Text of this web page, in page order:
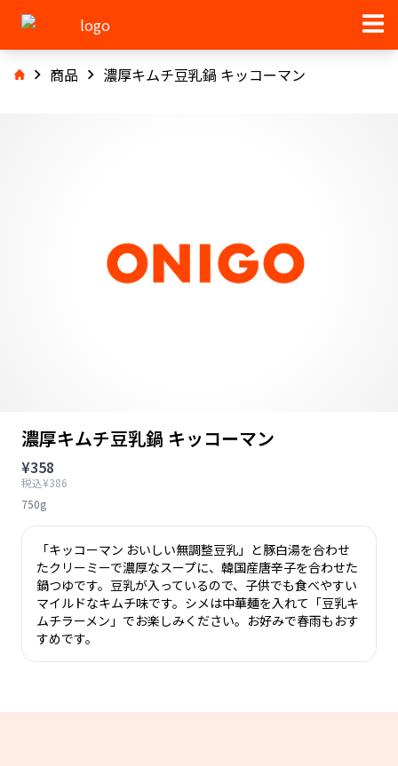
商品 濃厚キムチ豆乳鍋 キッコーマン
濃厚キムチ豆乳鍋 キッコーマン
¥358
税込¥386
750g
「キッコーマン おいしい無調整豆乳」と豚白湯を合わせ
たクリーミーで濃厚なスープに、韓国産唐辛子を合わせた
鍋つゆです。豆乳が入っているので、子供でも食べやすい
マイルドなキムチ味です。シメは中華麺を入れて「豆乳キ
ムチラーメン」でお楽しみください。お好みで春雨もおす
すめです。